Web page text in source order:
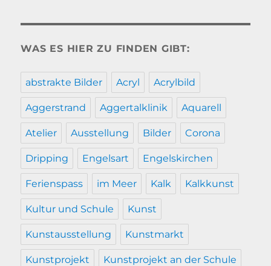
WAS ES HIER ZU FINDEN GIBT:
abstrakte Bilder Acryl Acrylbild
Aggerstrand Aggertalklinik Aquarell
Atelier Ausstellung Bilder Corona
Dripping Engelsart Engelskirchen
Ferienspass im Meer Kalk Kalkkunst
Kultur und Schule Kunst
Kunstausstellung Kunstmarkt
Kunstprojekt Kunstprojekt an der Schule